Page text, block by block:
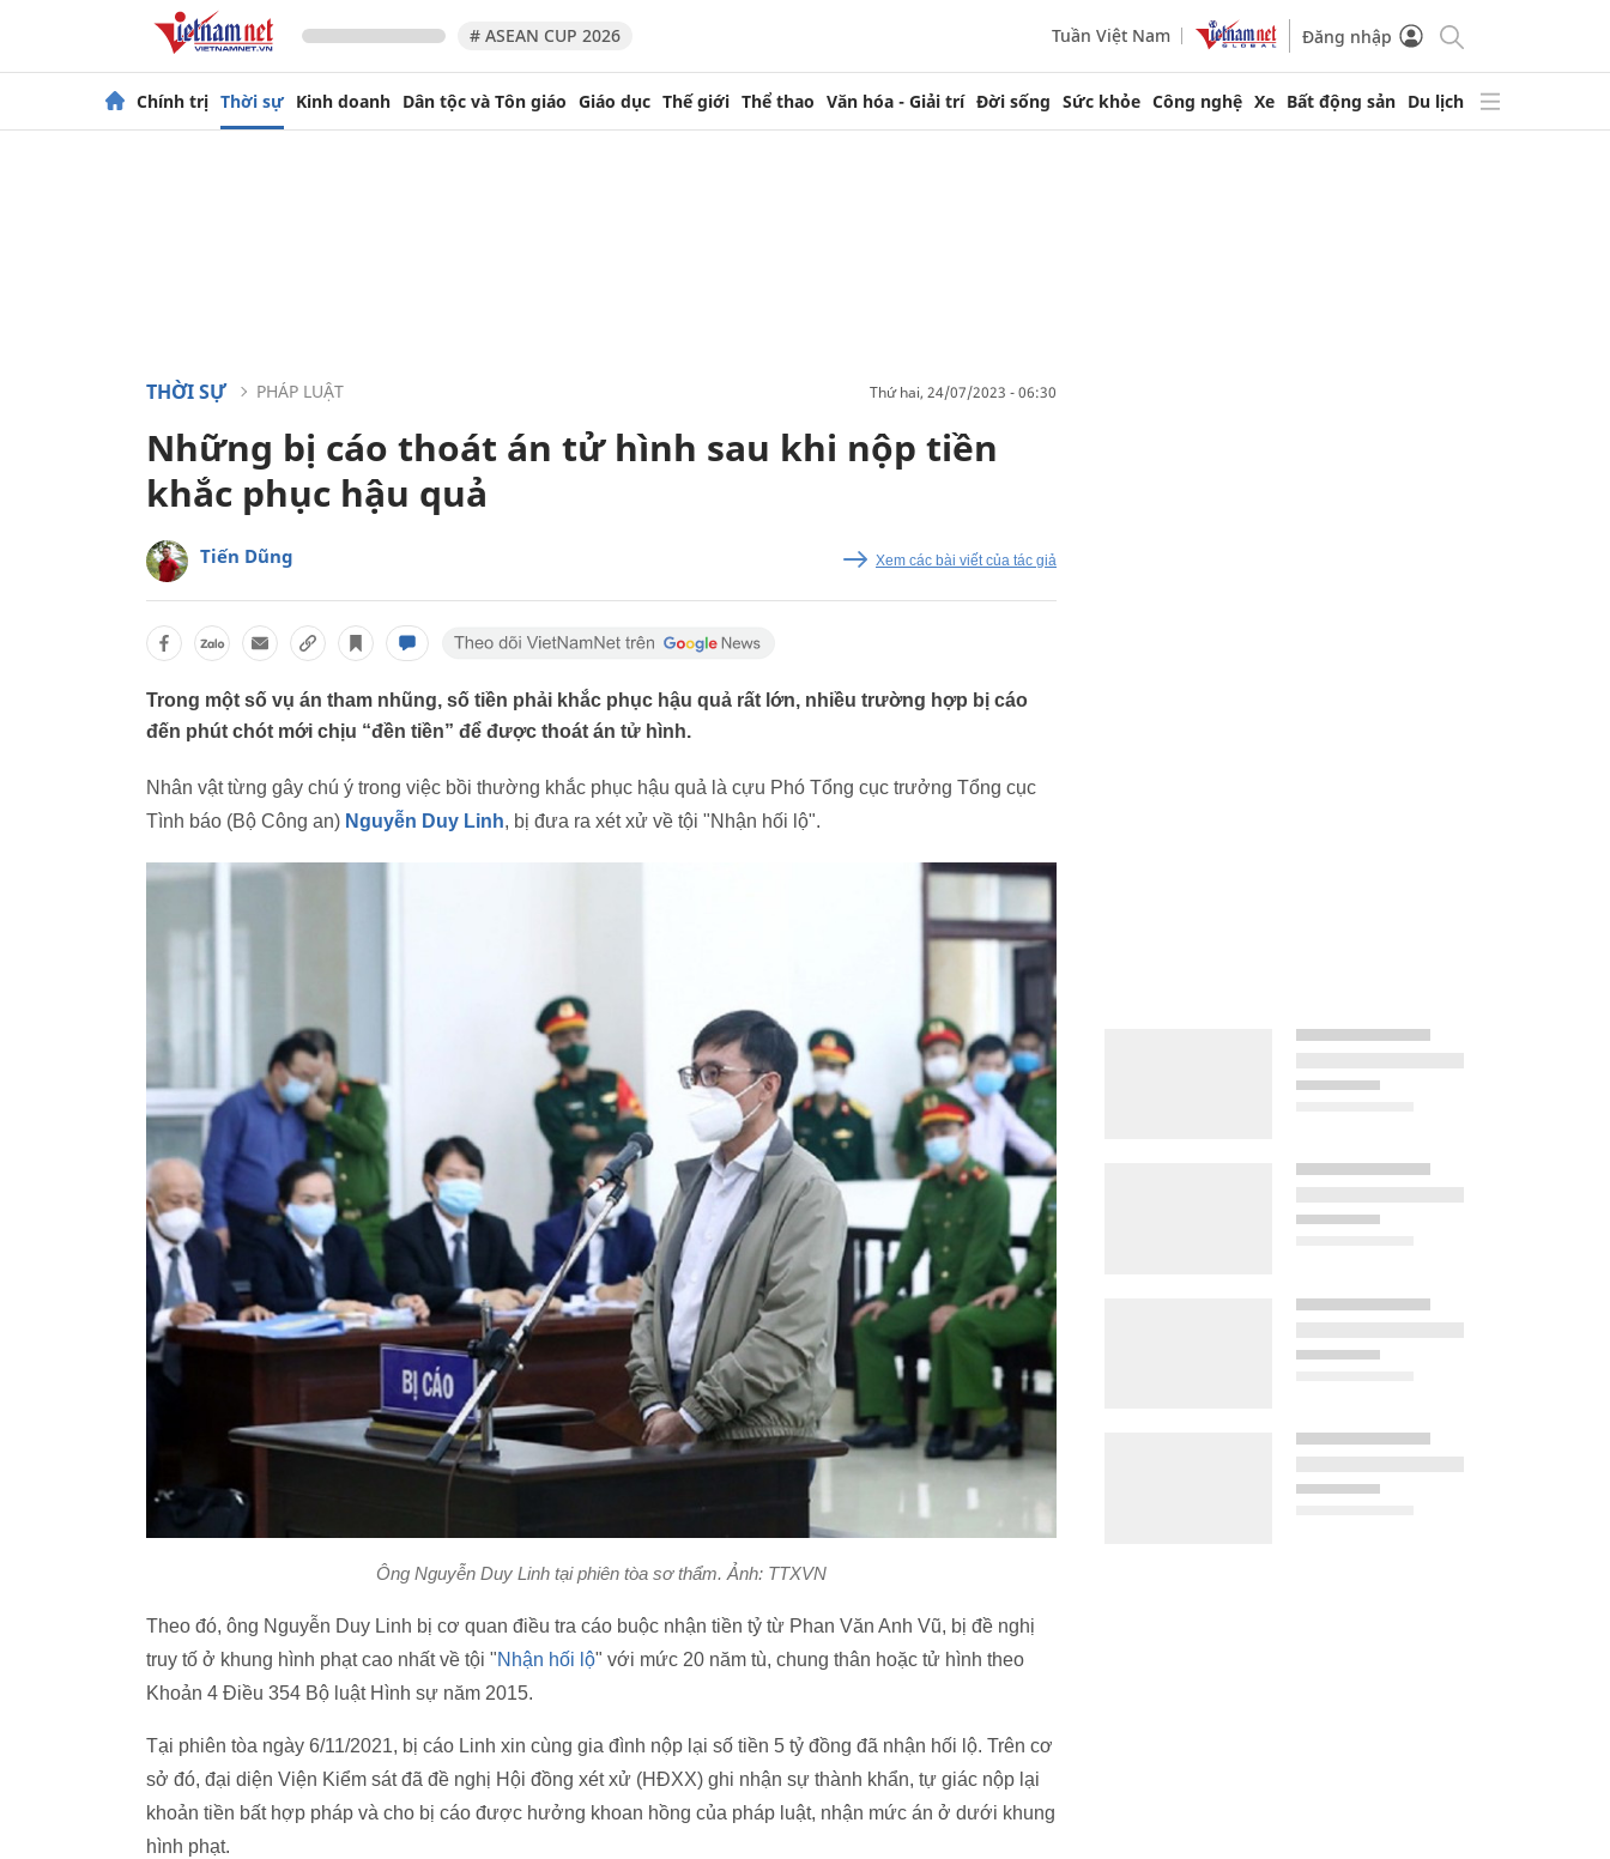
# ASEAN CUP 2026 Tuần Việt Nam Đăng nhập
Chính trị Thời sự Kinh doanh Dân tộc và Tôn giáo Giáo dục Thế giới Thể thao Văn hóa - Giải trí Đời sống Sức khỏe Công nghệ Xe Bất động sản Du lịch
THỜI SỰ PHÁP LUẬT thứ hai, 24/07/2023 - 06:30
Những bị cáo thoát án tử hình sau khi nộp tiền
khắc phục hậu quả
Tiến Dũng Xem các bài viết của tác giả
Trong một số vụ án tham nhũng, số tiền phải khắc phục hậu quả rất lớn, nhiều trường hợp bị cáo
đến phút chót mới chịu “đền tiền” để được thoát án tử hình.
Nhân vật từng gây chú ý trong việc bồi thường khắc phục hậu quả là cựu Phó Tổng cục trưởng Tổng cục
Tình báo (Bộ Công an) Nguyễn Duy Linh, bị đưa ra xét xử về tội "Nhận hối lộ".
Ông Nguyễn Duy Linh tại phiên tòa sơ thẩm. Ảnh: TTXVN
Theo đó, ông Nguyễn Duy Linh bị cơ quan điều tra cáo buộc nhận tiền tỷ từ Phan Văn Anh Vũ, bị đề nghị
truy tố ở khung hình phạt cao nhất về tội "Nhận hối lộ" với mức 20 năm tù, chung thân hoặc tử hình theo
Khoản 4 Điều 354 Bộ luật Hình sự năm 2015.
Tại phiên tòa ngày 6/11/2021, bị cáo Linh xin cùng gia đình nộp lại số tiền 5 tỷ đồng đã nhận hối lộ. Trên cơ
sở đó, đại diện Viện Kiểm sát đã đề nghị Hội đồng xét xử (HĐXX) ghi nhận sự thành khẩn, tự giác nộp lại
khoản tiền bất hợp pháp và cho bị cáo được hưởng khoan hồng của pháp luật, nhận mức án ở dưới khung
hình phạt.